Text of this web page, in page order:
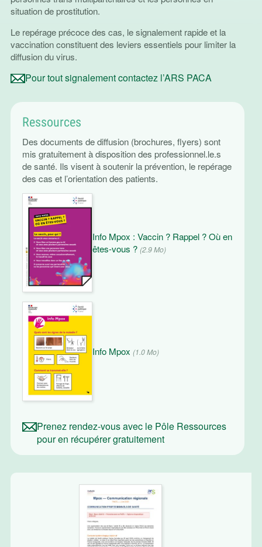
situation de prostitution.
Le repérage précoce des cas, le signalement rapide et la
vaccination constituent des leviers essentiels pour limiter la
diffusion du virus.
Pour tout signalement contactez l’ARS PACA
Ressources
Des documents de diffusion (brochures, flyers) sont
mis gratuitement à disposition des professionnel.le.s
de santé. Ils visent à soutenir la prévention, le repérage
des cas et l’orientation des patients.
Info Mpox : Vaccin ? Rappel ? Où en
êtes-vous ? (2.9 Mo)
Info Mpox (1.0 Mo)
Prenez rendez-vous avec le Pôle Ressources
pour en récupérer gratuitement